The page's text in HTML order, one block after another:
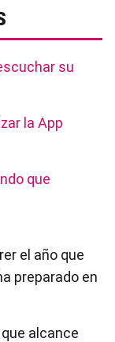
su
la App
que
el año que
preparado en
alcance